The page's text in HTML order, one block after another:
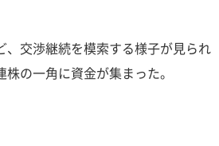
、交渉継続を模索する様子が見られ
の一角に資金が集まった。